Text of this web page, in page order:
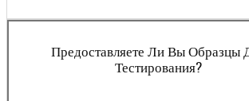
Предоставляете Ли Вы Образцы
Тестирования?